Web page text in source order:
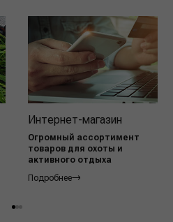
Интернет-магазин
Огромный ассортимент
товаров для охоты и
активного отдыха
Подробнее